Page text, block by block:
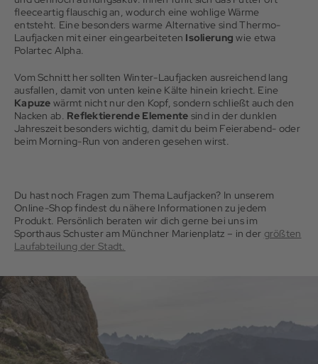
fleeceartig flauschig an, wodurch eine wohlige Wärme
entsteht. Eine besonders warme Alternative sind Thermo-
Laufjacken mit einer eingearbeiteten Isolierungwie etwa
Polartec Alpha.
Vom Schnitt her sollten Winter-Laufjacken ausreichend lang
ausfallen, damit von unten keine Kälte hinein kriecht. Eine
Kapuze wärmt nicht nur den Kopf, sondern schließt auch den
Nacken ab. Reflektierende Elemente sind in der dunklen
Jahreszeit besonders wichtig, damit du beim Feierabend- oder
beim Morning-Run von anderen gesehen wirst.
Du hast noch Fragen zum Thema Laufjacken? In unserem
Online-Shop findest du nähere Informationen zu jedem
Produkt. Persönlich beraten wir dich gerne bei uns im
Sporthaus Schuster am Münchner Marienplatz – in der größten
Laufabteilung der Stadt.